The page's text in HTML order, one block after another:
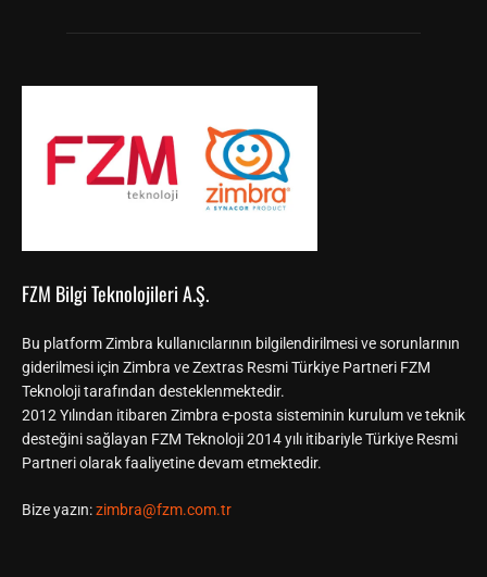
FZM Bilgi Teknolojileri A.Ş.
Bu platform Zimbra kullanıcılarının bilgilendirilmesi ve sorunlarının
giderilmesi için Zimbra ve Zextras Resmi Türkiye Partneri FZM
Teknoloji tarafından desteklenmektedir.
2012 Yılından itibaren Zimbra e-posta sisteminin kurulum ve teknik
desteğini sağlayan FZM Teknoloji 2014 yılı itibariyle Türkiye Resmi
Partneri olarak faaliyetine devam etmektedir.
Bize yazın:zimbra@fzm.com.tr